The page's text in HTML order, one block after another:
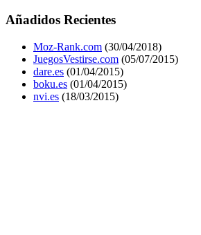
Añadidos Recientes
Moz-Rank.com (30/04/2018)
JuegosVestirse.com (05/07/2015)
dare.es (01/04/2015)
boku.es (01/04/2015)
nvi.es (18/03/2015)